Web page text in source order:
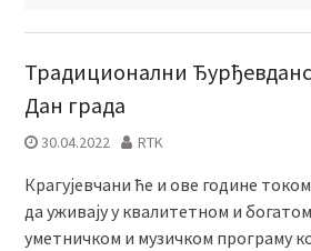
Традиционални
Дан града
30.04.2022 RTK
Крагујевчани ће и ове године
да уживају у квалитетном и
уметничком и музичком програму